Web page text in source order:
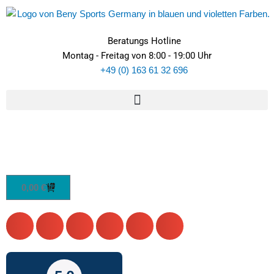
springen
Zum
Beratungs Hotline
Montag - Freitag von 8:00 - 19:00 Uhr
+49 (0) 163 61 32 696
0,00 €WARENKORB